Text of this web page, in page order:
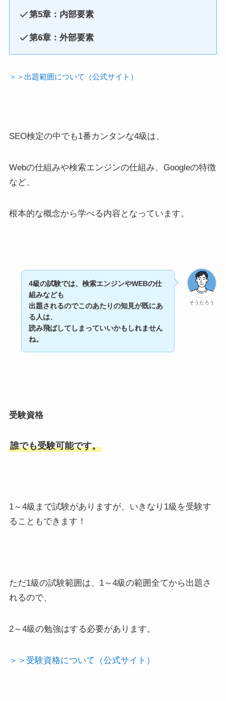
第5章：内部要素
第6章：外部要素
＞＞出題範囲について（公式サイト）
SEO検定の中でも1番カンタンな4級は、
Webの仕組みや検索エンジンの仕組み、Googleの特徴
など、
根本的な概念から学べる内容となっています。
そうたろう
4級の試験では、検索エンジンやWEBの仕
組みなども
出題されるのでこのあたりの知見が既にあ
る人は、
読み飛ばしてしまっていいかもしれません
ね。
受験資格
誰でも受験可能です。
1～4級まで試験がありますが、いきなり1級を受験す
ることもできます！
ただ1級の試験範囲は、1～4級の範囲全てから出題さ
れるので、
2～4級の勉強はする必要があります。
＞＞受験資格について（公式サイト）